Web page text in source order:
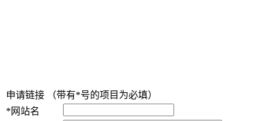
申请链接 （带有*号的项目为必填）
*网站名